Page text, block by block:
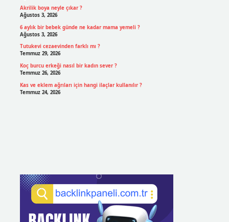
Akrilik boya neyle çıkar ?
Ağustos 3, 2026
6 aylık bir bebek günde ne kadar mama yemeli ?
Ağustos 3, 2026
Tutukevi cezaevinden farklı mı ?
Temmuz 29, 2026
Koç burcu erkeği nasıl bir kadın sever ?
Temmuz 26, 2026
Kas ve eklem ağrıları için hangi ilaçlar kullanılır ?
Temmuz 24, 2026